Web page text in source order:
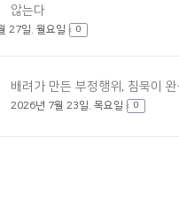
않는다
27일. 월요일 0
배려가 만든 부정행위, 침묵이 완
2026년 7월 23일. 목요일 0